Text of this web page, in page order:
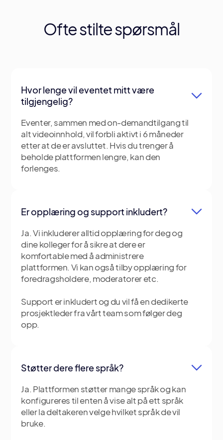
Ofte stiltespørsmål
Hvor lenge vil eventet mitt være
tilgjengelig?
Eventer, sammen med on-demandtilgang til
alt videoinnhold, vil forbli aktivt i 6 måneder
etter at de er avsluttet. Hvis du trenger å
beholde plattformen lengre, kan den
forlenges.
Er opplæring og support inkludert?
Ja. Vi inkluderer alltid opplæring for deg og
dine kolleger for å sikre at dere er
komfortable med å administrere
plattformen. Vi kan også tilby opplæring for
foredragsholdere, moderatorer etc.
Support er inkludert og du vil få en dedikerte
prosjektleder fra vårt team som følger deg
opp.
Støtter dere flere språk?
Ja. Plattformen støtter mange språk og kan
konfigureres til enten å vise alt på ett språk
eller la deltakeren velge hvilket språk de vil
bruke.